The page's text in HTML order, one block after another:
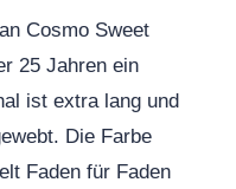
Cosmo Sweet
25 Jahren ein
ist extra lang und
Die Farbe
Faden für Faden